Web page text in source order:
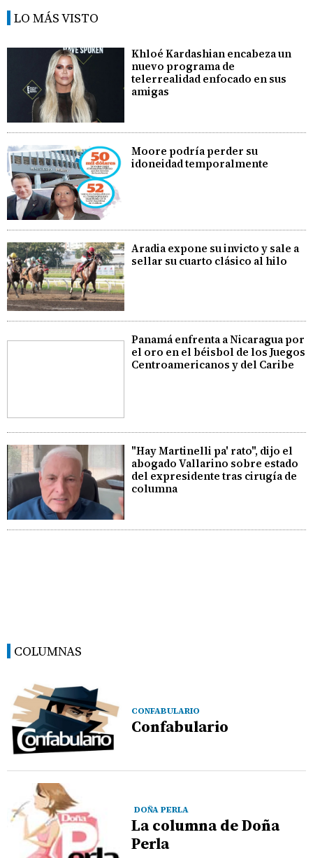
LO MÁS VISTO
Khloé Kardashian encabeza un
nuevo programa de
telerrealidad enfocado en sus
amigas
Moore podría perder su
idoneidad temporalmente
Aradia expone su invicto y sale a
sellar su cuarto clásico al hilo
Panamá enfrenta a Nicaragua por
el oro en el béisbol de los Juegos
Centroamericanos y del Caribe
"Hay Martinelli pa' rato", dijo el
abogado Vallarino sobre estado
del expresidente tras cirugía de
columna
COLUMNAS
CONFABULARIO
Confabulario
DOÑA PERLA
La columna de Doña
Perla